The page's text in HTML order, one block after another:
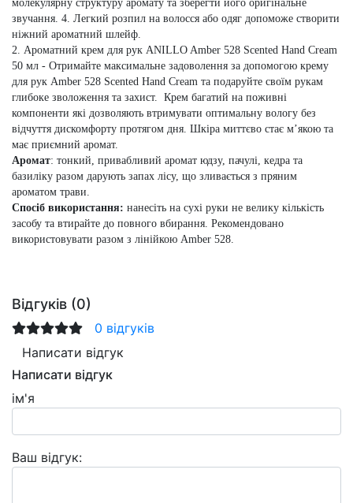
молекулярну структуру аромату та зберегти його оригінальне
звучання. 4. Легкий розпил на волосся або одяг допоможе створити
ніжний ароматний шлейф.
2. Ароматний крем для рук ANILLO Amber 528 Scented Hand Cream
50 мл - Отримайте максимальне задоволення за допомогою крему
для рук Amber 528 Scented Hand Cream та подаруйте своїм рукам
глибоке зволоження та захист. Крем багатий на поживні
компоненти які дозволяють втримувати оптимальну вологу без
відчуття дискомфорту протягом дня. Шкіра миттєво стає м’якою та
має приємний аромат.
Аромат: тонкий, привабливий аромат юдзу, пачулі, кедра та
базиліку разом дарують запах лісу, що зливається з пряним
ароматом трави.
Спосіб використання: нанесіть на сухі руки не велику кількість
засобу та втирайте до повного вбирання. Рекомендовано
використовувати разом з лінійкою Amber 528.
Відгуків (0)
0 відгуків
Написати відгук
Написати відгук
ім'я
Ваш відгук: